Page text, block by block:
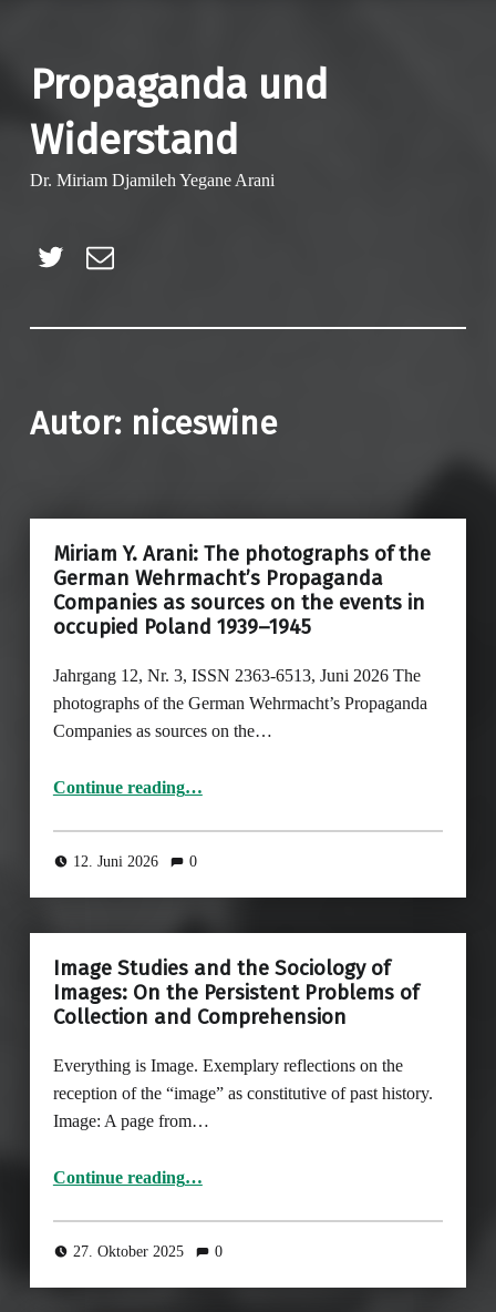
Propaganda und
Widerstand
Dr. Miriam Djamileh Yegane Arani
Autor: niceswine
Miriam Y. Arani: The photographs of the
German Wehrmacht’s Propaganda
Companies as sources on the events in
occupied Poland 1939–1945
Jahrgang 12, Nr. 3, ISSN 2363-6513, Juni 2026 The
photographs of the German Wehrmacht’s Propaganda
Companies as sources on the…
Continue reading“Miriam Y. Arani: The photographs of the German Wehrmacht’s Propaganda Companies as sources on the events in occupied Poland 1939–1945”
…
12. Juni 2026 0
Image Studies and the Sociology of
Images: On the Persistent Problems of
Collection and Comprehension
Everything is Image. Exemplary reflections on the
reception of the “image” as constitutive of past history.
Image: A page from…
Continue reading“Image Studies and the Sociology of Images: On the Persistent Problems of Collection and Comprehension”
…
27. Oktober 2025 0